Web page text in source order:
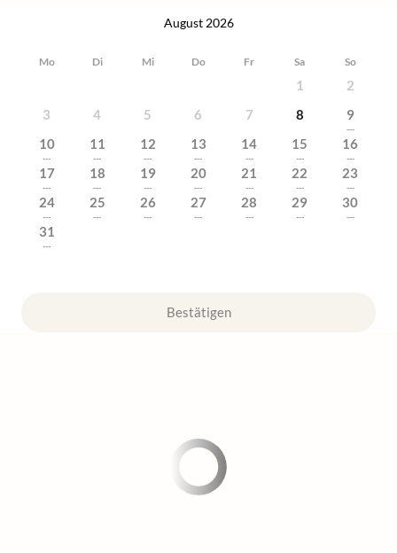
August 2026
Mo Di Mi Do Fr Sa So
1
2
3
4 5 6 7 8 9
---
10
---
11
---
12
---
13
---
14
---
15
---
16
---
17
---
18
---
19
---
20
---
21
---
22
---
23
---
24
---
25
---
26
---
27
---
28
---
29
---
30
---
31
---
Bestätigen